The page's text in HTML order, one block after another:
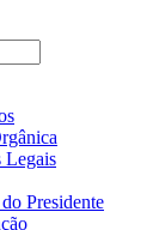
Legais
Presidente